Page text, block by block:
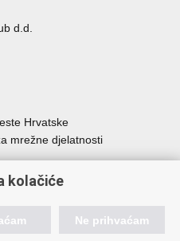
d.d.
Hrvatske
mrežne djelatnosti
usluga
prometa
kolačiće
Ne prihvaćam